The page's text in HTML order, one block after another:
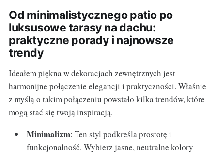
Od minimalistycznego patio po
luksusowe tarasy na dachu:
praktyczne porady i najnowsze
trendy
Ideałem piękna w dekoracjach zewnętrznych jest
harmonijne połączenie elegancji i praktyczności. Właśnie
z myślą o takim połączeniu powstało kilka trendów, które
mogą stać się twoją inspiracją.
Minimalizm: Ten styl podkreśla prostotę i
funkcjonalność. Wybierz jasne, neutralne kolory